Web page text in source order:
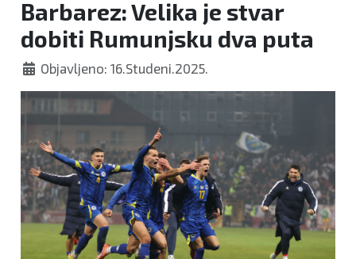
Barbarez: Velika je stvar
dobiti Rumunjsku dva puta
Objavljeno: 16.Studeni.2025.